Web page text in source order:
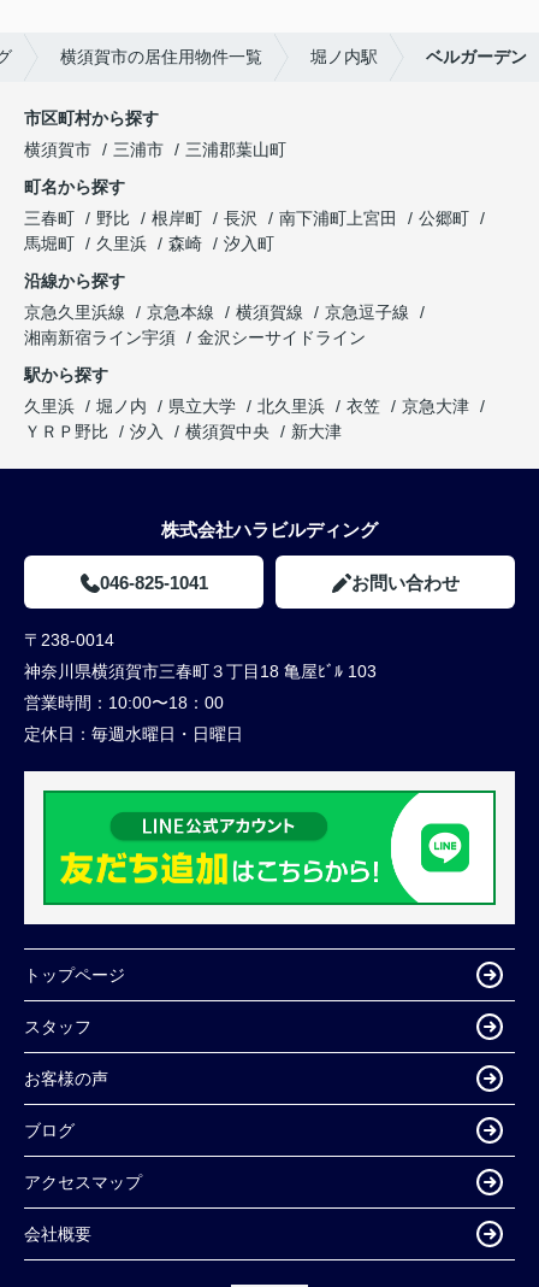
横須賀市の居住用物件一覧 堀ノ内駅 ベルガーデン
市区町村から探す
横須賀市
三浦市
三浦郡葉山町
町名から探す
三春町
野比 根岸町 長沢 南下浦町上宮田
公郷町
馬堀町
久里浜 森崎
汐入町
沿線から探す
京急久里浜線
京急本線 横須賀線
京急逗子線
湘南新宿ライン宇須
金沢シーサイドライン
駅から探す
久里浜
堀ノ内 県立大学 北久里浜 衣笠
京急大津
ＹＲＰ野比
汐入 横須賀中央 新大津
株式会社ハラビルディング
046-825-1041 お問い合わせ
〒238-0014
神奈川県横須賀市三春町３丁目18 亀屋ﾋﾞﾙ 103
営業時間： 10:00〜18：00
定休日： 毎週水曜日・日曜日
トップページ
スタッフ
お客様の声
ブログ
アクセスマップ
会社概要